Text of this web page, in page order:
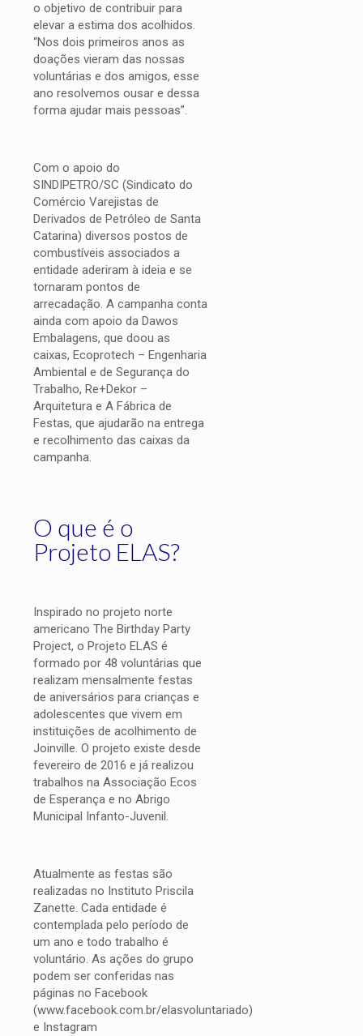
o objetivo de contribuir para
elevar a estima dos acolhidos.
“Nos dois primeiros anos as
doações vieram das nossas
voluntárias e dos amigos, esse
ano resolvemos ousar e dessa
forma ajudar mais pessoas”.
Com o apoio do
SINDIPETRO/SC (Sindicato do
Comércio Varejistas de
Derivados de Petróleo de Santa
Catarina) diversos postos de
combustíveis associados a
entidade aderiram à ideia e se
tornaram pontos de
arrecadação. A campanha conta
ainda com apoio da Dawos
Embalagens, que doou as
caixas, Ecoprotech – Engenharia
Ambiental e de Segurança do
Trabalho, Re+Dekor –
Arquitetura e A Fábrica de
Festas, que ajudarão na entrega
e recolhimento das caixas da
campanha.
O que é o
Projeto ELAS?
Inspirado no projeto norte
americano The Birthday Party
Project, o Projeto ELAS é
formado por 48 voluntárias que
realizam mensalmente festas
de aniversários para crianças e
adolescentes que vivem em
instituições de acolhimento de
Joinville. O projeto existe desde
fevereiro de 2016 e já realizou
trabalhos na Associação Ecos
de Esperança e no Abrigo
Municipal Infanto-Juvenil.
Atualmente as festas são
realizadas no Instituto Priscila
Zanette. Cada entidade é
contemplada pelo período de
um ano e todo trabalho é
voluntário. As ações do grupo
podem ser conferidas nas
páginas no Facebook
(www.facebook.com.br/elasvoluntariado)
e Instagram